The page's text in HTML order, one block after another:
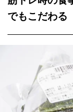
でもこだわる